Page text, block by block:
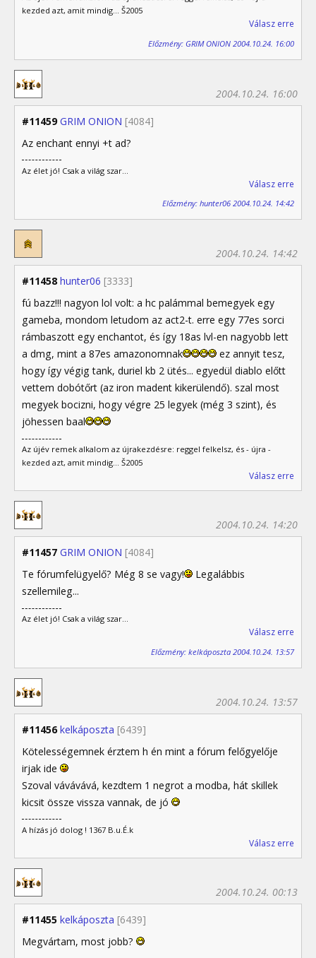
kezded azt, amit mindig... Š2005
Válasz erre
Előzmény: GRIM ONION 2004.10.24. 16:00
#11459 GRIM ONION [4084]
2004.10.24. 16:00
Az enchant ennyi +t ad?
Az élet jó! Csak a világ szar...
Válasz erre
Előzmény: hunter06 2004.10.24. 14:42
#11458 hunter06 [3333]
2004.10.24. 14:42
fú bazz!!! nagyon lol volt: a hc palámmal bemegyek egy
gameba, mondom letudom az act2-t. erre egy 77es sorci
rámbaszott egy enchantot, és így 18as lvl-en nagyobb lett
a dmg, mint a 87es amazonomnak
ez annyit tesz,
hogy így végig tank, duriel kb 2 ütés... egyedül diablo előtt
vettem dobótőrt (az iron madent kikerülendő). szal most
megyek bocizni, hogy végre 25 legyek (még 3 szint), és
jöhessen baal
Az újév remek alkalom az újrakezdésre: reggel felkelsz, és - újra -
kezded azt, amit mindig... Š2005
Válasz erre
#11457 GRIM ONION [4084]
2004.10.24. 14:20
Te fórumfelügyelő? Még 8 se vagy!
Legalábbis
szellemileg...
Az élet jó! Csak a világ szar...
Válasz erre
Előzmény: kelkáposzta 2004.10.24. 13:57
#11456 kelkáposzta [6439]
2004.10.24. 13:57
Kötelességemnek érztem h én mint a fórum felőgyelője
irjak ide
Szoval vávávává, kezdtem 1 negrot a modba, hát skillek
kicsit össze vissza vannak, de jó
A hízás jó dolog ! 1367 B.u.É.k
Válasz erre
#11455 kelkáposzta [6439]
2004.10.24. 00:13
Megvártam, most jobb?